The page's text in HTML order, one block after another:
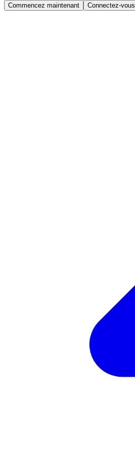
Commencez maintenant Connectez-vous